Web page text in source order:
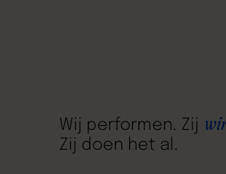
Wij performen. Zij
Zij doen het al.